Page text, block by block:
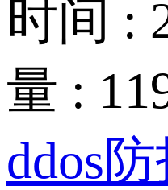
时间 :
量 :
ddos